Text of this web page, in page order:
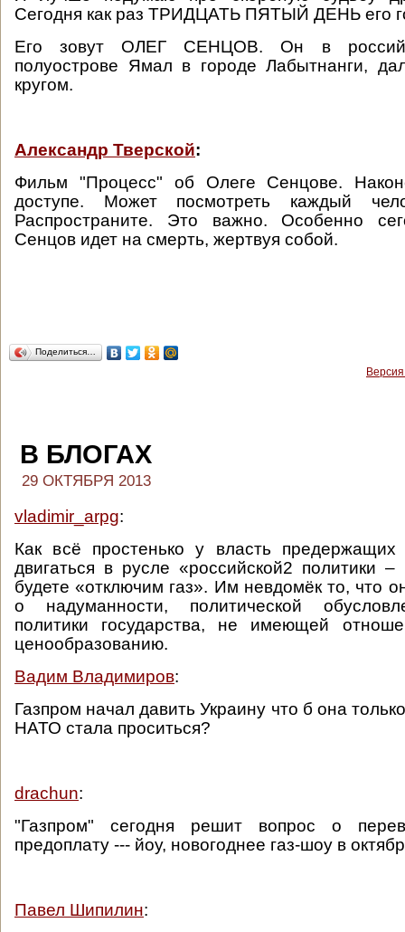
Сегодня как раз ТРИДЦАТЬ ПЯТЫЙ ДЕНЬ его
Его зовут ОЛЕГ СЕНЦОВ. Он в
полуострове Ямал в городе Лабытнанги,
кругом.
Александр Тверской:
Фильм "Процесс" об Олеге Сенцове.
доступе. Может посмотреть каждый
Распространите. Это важно. Особенно
Сенцов идет на смерть, жертвуя собой.
Поделиться…
В БЛОГАХ
29 ОКТЯБРЯ 2013
vladimir_arpg:
Как всё простенько у власть
двигаться в русле «российской2 политики
будете «отключим газ». Им невдомёк то, что
о надуманности, политической
политики государства, не имеющей
ценообразованию.
Вадим Владимиров:
Газпром начал давить Украину что б она
НАТО стала проситься?
drachun:
"Газпром" сегодня решит вопрос о
предоплату --- йоу, новогоднее газ-шоу в
Павел Шипилин: